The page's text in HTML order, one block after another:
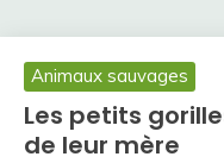
Animaux sauvages
Les petits
de leur mère